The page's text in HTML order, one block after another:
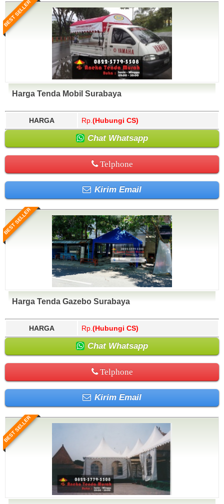
BEST SELLER
Harga Tenda Mobil Surabaya
HARGA Rp. (Hubungi CS)
Chat Whatsapp
Telphone
Kirim Email
BEST SELLER
Harga Tenda Gazebo Surabaya
HARGA Rp. (Hubungi CS)
Chat Whatsapp
Telphone
Kirim Email
BEST SELLER